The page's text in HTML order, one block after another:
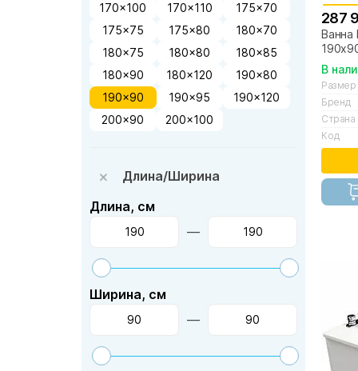
170x100
170x110
175x70
175x75
175x80
180x70
180x75
180x80
180x85
180x90
180x120
190x80
190x90
190x95
190x120
200x90
200x100
Длина/Ширина
Длина, см
—
Ширина, см
—
287
Ванна
В
Размер
Бренд
Страна
Код